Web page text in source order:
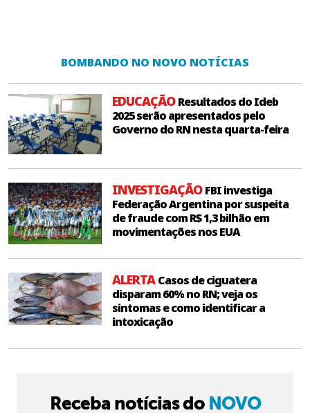
BOMBANDO NO NOVO NOTÍCIAS
EDUCAÇÃOResultados do Ideb
2025 serão apresentados pelo
Governo do RN nesta quarta-feira
INVESTIGAÇÃOFBI investiga
Federação Argentina por suspeita
de fraude com R$ 1,3 bilhão em
movimentações nos EUA
ALERTACasos de ciguatera
disparam 60% no RN; veja os
sintomas e como identificar a
intoxicação
Receba notícias do NOVO